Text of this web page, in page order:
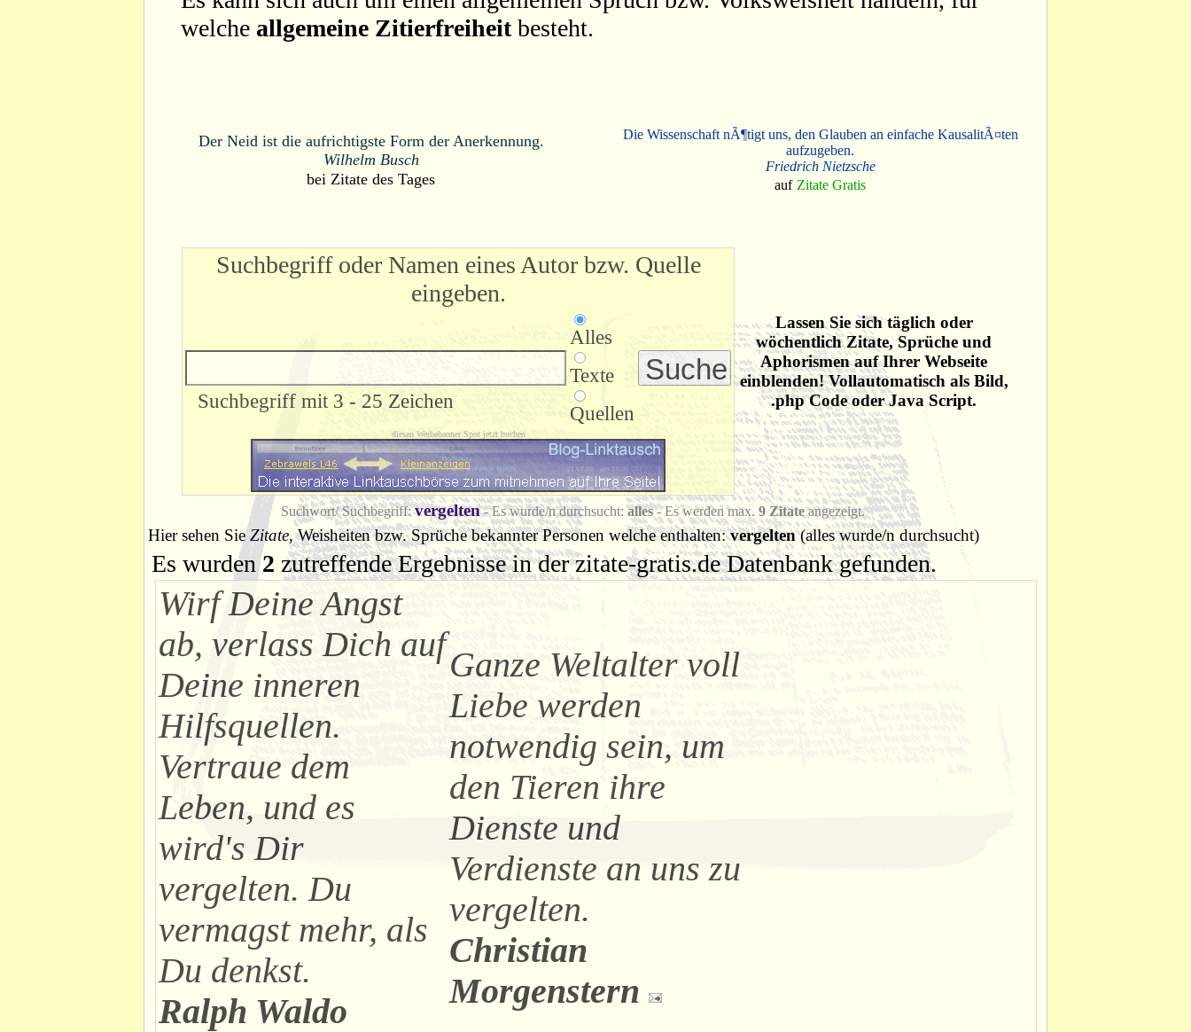
welche allgemeine Zitierfreiheitbesteht.
Der Neid ist die aufrichtigste Form der Anerkennung.
Wilhelm Busch
bei Zitate des Tages
Die Wissenschaft nÃ¶tigt uns, den Glauben an einfache KausalitÃ¤ten
aufzugeben.
Friedrich Nietzsche
auf Zitate Gratis
Suchbegriff oder Namen eines Autor bzw. Quelle
eingeben.
Suchbegriff mit 3 - 25 Zeichen
Alles
Texte
Quellen
diesen Werbebanner Spot jetzt buchen
Lassen Sie sich täglich oder
wöchentlich Zitate, Sprüche und
Aphorismen auf Ihrer Webseite
einblenden! Vollautomatisch als Bild,
.php Code oder Java Script.
Suchwort/ Suchbegriff:vergelten- Es wurde/n durchsucht:alles- Es werden max. 9 Zitateangezeigt.
Hier sehen SieZitate, Weisheiten bzw. Sprüche bekannter Personen welche enthalten:vergelten(alles wurde/n durchsucht)
Es wurden2 zutreffende Ergebnisse in der zitate-gratis.de Datenbank gefunden.
Wirf Deine Angst
ab, verlass Dich auf
Deine inneren
Hilfsquellen.
Vertraue dem
Leben, und es
wird's Dir
vergelten. Du
vermagst mehr, als
Du denkst.
Ralph Waldo
Ganze Weltalter voll
Liebe werden
notwendig sein, um
den Tieren ihre
Dienste und
Verdienste an uns zu
vergelten.
Christian
Morgenstern